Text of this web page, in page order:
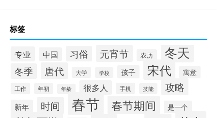
标签
专业 中国 习俗 元宵节 农历 冬天
冬季 唐代 大学 学校 孩子 宋代 寓意
工作 年初 年龄 很多人 手机 技能 攻略
新年 时间 春节 春节期间 是一个